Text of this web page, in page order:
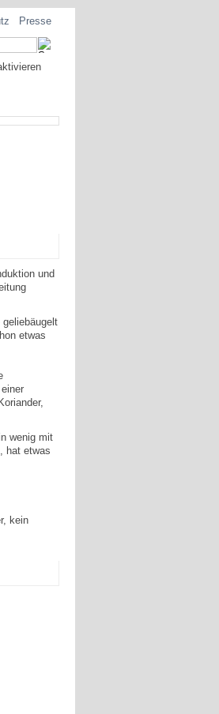
Presse
und
etwas
wenig mit
hat etwas
kein